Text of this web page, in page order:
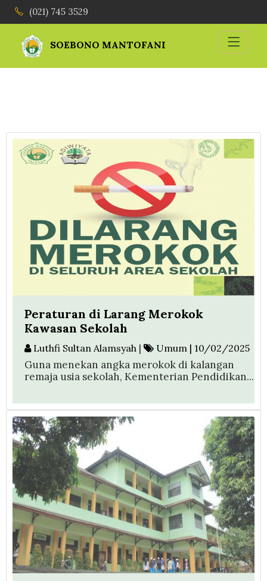
(021) 745 3529
SOEBONO MANTOFANI
Peraturan di Larang Merokok
Kawasan Sekolah
Luthfi Sultan Alamsyah | Umum | 10/02/2025
Guna menekan angka merokok di kalangan
remaja usia sekolah, Kementerian Pendidikan...